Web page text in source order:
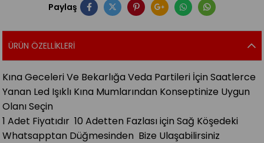
Paylaş
ÜRÜN ÖZELLIKLERI
Kına Geceleri Ve Bekarlığa Veda Partileri İçin Saatlerce
Yanan Led Işıklı Kına Mumlarından Konseptinize Uygun
Olanı Seçin
1 Adet Fiyatıdır 10 Adetten Fazlası için Sağ Köşedeki
Whatsapptan Düğmesinden Bize Ulaşabilirsiniz